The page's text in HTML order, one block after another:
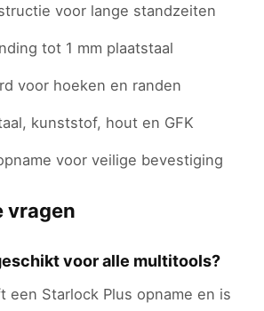
voor lange standzeiten
tot 1 mm plaatstaal
voor hoeken en randen
kunststof, hout en GFK
voor veilige bevestiging
vragen
voor alle multitools?
een Starlock Plus opname en is